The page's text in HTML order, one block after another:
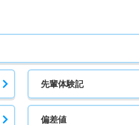
先輩体験記
偏差値